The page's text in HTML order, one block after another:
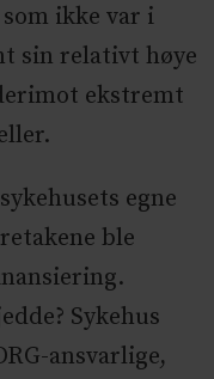
ikke var i
sin relativt høye
ekstremt
egne
ble
Sykehus
ansvarlige,